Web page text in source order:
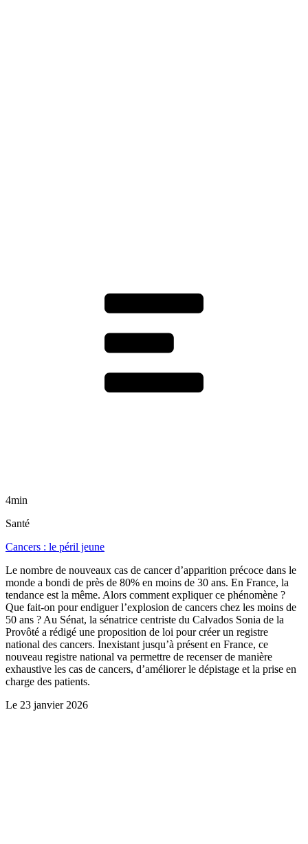
4min
Santé
Cancers : le péril jeune
Le nombre de nouveaux cas de cancer d’apparition précoce dans le
monde a bondi de près de 80% en moins de 30 ans. En France, la
tendance est la même. Alors comment expliquer ce phénomène ?
Que fait-on pour endiguer l’explosion de cancers chez les moins de
50 ans ? Au Sénat, la sénatrice centriste du Calvados Sonia de la
Provôté a rédigé une proposition de loi pour créer un registre
national des cancers. Inexistant jusqu’à présent en France, ce
nouveau registre national va permettre de recenser de manière
exhaustive les cas de cancers, d’améliorer le dépistage et la prise en
charge des patients.
Le 23 janvier 2026